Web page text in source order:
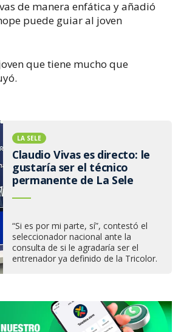
de manera enfática y añadió
puede guiar al joven
que tiene mucho que
LA SELE
Claudio Vivas es directo: le
gustaría ser el técnico
permanente de La Sele
“Si es por mi parte, sí”, contestó el
seleccionador nacional ante la
consulta de si le agradaría ser el
entrenador ya definido de la Tricolor.